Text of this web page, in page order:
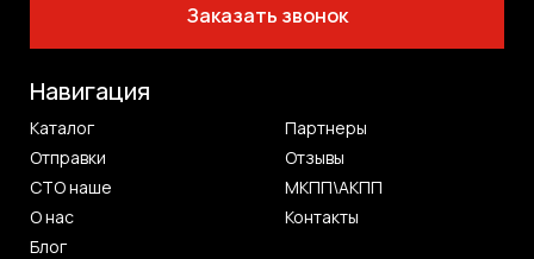
Заказать звонок
Навигация
Каталог
Партнеры
Отправки
Отзывы
СТО наше
МКПП\АКПП
О нас
Контакты
Блог